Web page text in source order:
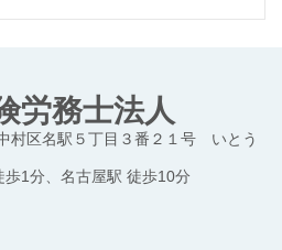
労務士法人
村区名駅５丁目３番２１号 いとう
1分、名古屋駅 徒歩10分